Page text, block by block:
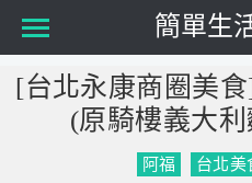
簡單生
Main Menu
[台北永康商圈美食]
(原騎樓義大
阿福 台北美